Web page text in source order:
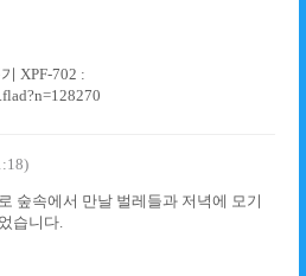
XPF-702 :
숲속에서 만날 벌레들과 저녁에 모기
습니다.